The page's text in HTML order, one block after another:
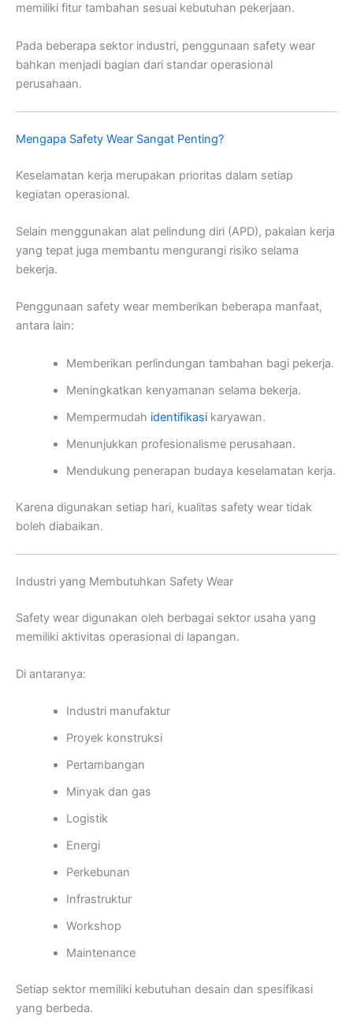
memiliki fitur tambahan sesuai kebutuhan pekerjaan.
Pada beberapa sektor industri, penggunaan safety wear
bahkan menjadi bagian dari standar operasional
perusahaan.
Mengapa Safety Wear Sangat Penting?
Keselamatan kerja merupakan prioritas dalam setiap
kegiatan operasional.
Selain menggunakan alat pelindung diri (APD), pakaian kerja
yang tepat juga membantu mengurangi risiko selama
bekerja.
Penggunaan safety wear memberikan beberapa manfaat,
antara lain:
Memberikan perlindungan tambahan bagi pekerja.
Meningkatkan kenyamanan selama bekerja.
Mempermudah identifikasikaryawan.
Menunjukkan profesionalisme perusahaan.
Mendukung penerapan budaya keselamatan kerja.
Karena digunakan setiap hari, kualitas safety wear tidak
boleh diabaikan.
Industri yang Membutuhkan Safety Wear
Safety wear digunakan oleh berbagai sektor usaha yang
memiliki aktivitas operasional di lapangan.
Di antaranya:
Industri manufaktur
Proyek konstruksi
Pertambangan
Minyak dan gas
Logistik
Energi
Perkebunan
Infrastruktur
Workshop
Maintenance
Setiap sektor memiliki kebutuhan desain dan spesifikasi
yang berbeda.